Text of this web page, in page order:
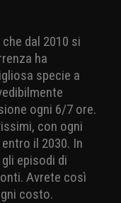
che dal 2010 si
ha
specie a
ogni 6/7 ore.
con ogni
il 2030. In
episodi di
Avrete così
costo.